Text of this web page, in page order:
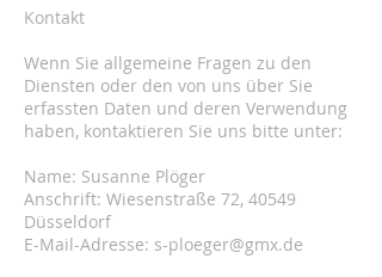
Kontakt
Wenn Sie allgemeine Fragen zu den
Diensten oder den von uns über Sie
erfassten Daten und deren Verwendung
haben, kontaktieren Sie uns bitte unter:
Name: Susanne Plöger
Anschrift: Wiesenstraße 72, 40549
Düsseldorf
E-Mail-Adresse: s-ploeger@gmx.de